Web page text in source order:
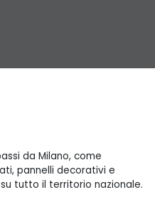
da Milano, come
pannelli decorativi e
tutto il territorio nazionale.